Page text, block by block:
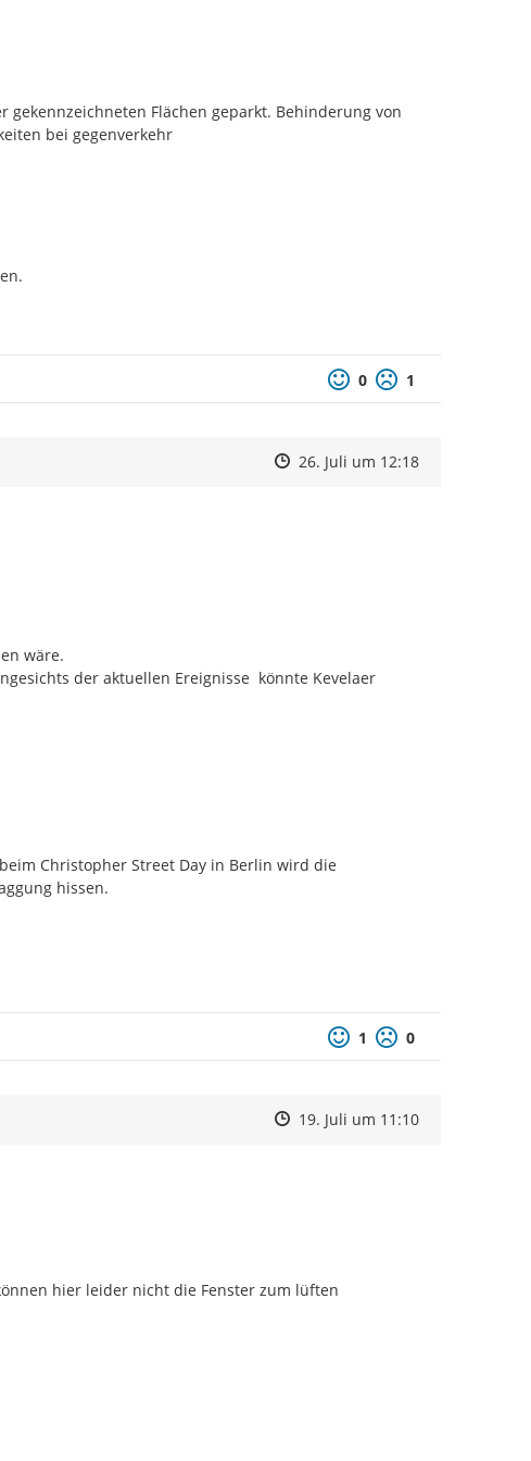
Flächen geparkt. Behinderung von
bei gegenverkehr
0 1
Zeitpunkt des Erstellens
Zeitpunkt des Erstellens
26. Juli um 12:18Zur Äußerung
wäre.
der aktuellen Ereignisse  könnte Kevelaer
Christopher Street Day in Berlin wird die
hissen.
1 0
Zeitpunkt des Erstellens
Zeitpunkt des Erstellens
19. Juli um 11:10Zur Äußerung
hier leider nicht die Fenster zum lüften